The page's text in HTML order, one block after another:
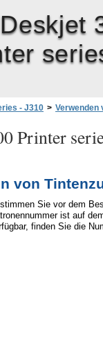
- J310 > Verwenden
Printer
von
Sie vor dem
ist auf
finden Sie die